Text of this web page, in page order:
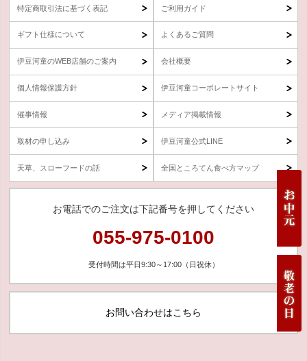
特定商取引法に基づく表記 ご利用ガイド
ギフト仕様について よくあるご質問
伊豆河童のWEB店舗のご案内 会社概要
個人情報保護方針 伊豆河童コーポレートサイト
催事情報 メディア掲載情報
取材の申し込み 伊豆河童公式LINE
天草、スローフードの話 全国ところてん食べ方マップ
お電話でのご注文は下記番号を押してください
055-975-0100
受付時間は平日9:30～17:00（日祝休）
お問い合わせはこちら